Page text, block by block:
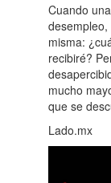
Cuando
misma:
recibiré?
mucho
que se
Lado.mx